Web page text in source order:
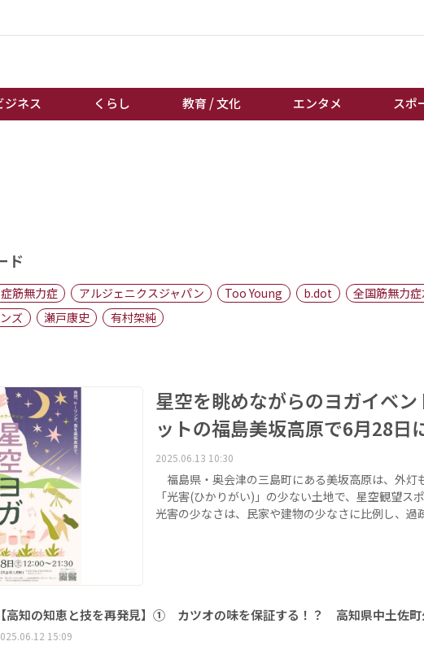
ジネス くらし 教育 / 文化 エンタメ スポ
ジ
地域
棋王
ド
筋無力症 アルジェニクスジャパン Too Young b.dot 全国筋無力
ズ
瀬戸康史
有村架純
星空を眺めながらのヨガイベ
ットの福島美坂高原で6月28日
2025.06.13 10:30
福島県・奥会津の三島町にある美坂高原は、外灯
「光害(ひかりがい)」の少ない土地で、星空観望ス
光害の少なさは、民家や建物の少なさに比例し、
【高知の知恵と技を再発見】① カツオの味を保証する！？ 高知県中土佐町
15:09